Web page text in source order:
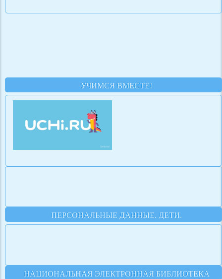
УЧИМСЯ ВМЕСТЕ!
ПЕРСОНАЛЬНЫЕ ДАННЫЕ. ДЕТИ.
НАЦИОНАЛЬНАЯ ЭЛЕКТРОННАЯ БИБЛИОТЕКА